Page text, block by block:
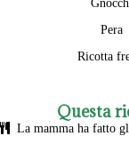
Pera
Ricotta
Questa
La mamma ha fatto